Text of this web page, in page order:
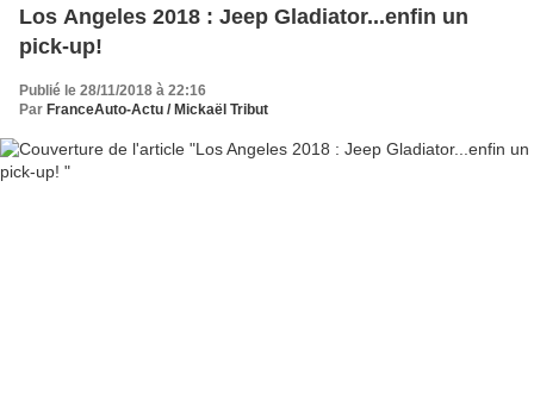
Los Angeles 2018 : Jeep Gladiator...enfin un
pick-up!
Publié le 28/11/2018 à 22:16
Par FranceAuto-Actu / Mickaël Tribut